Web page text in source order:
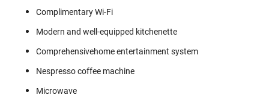
Complimentary Wi-Fi
Modern and well-equipped kitchenette
Comprehensivehome entertainment system
Nespresso coffee machine
Microwave